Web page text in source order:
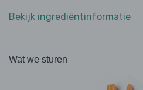
Bekijk ingrediëntinformatie
Wat we sturen